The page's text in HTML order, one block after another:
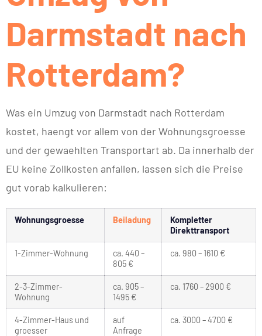
Darmstadt nach
Rotterdam?
Was ein Umzug von Darmstadt nach Rotterdam
kostet, haengt vor allem von der Wohnungsgroesse
und der gewaehlten Transportart ab. Da innerhalb der
EU keine Zollkosten anfallen, lassen sich die Preise
gut vorab kalkulieren:
Wohnungsgroesse Beiladung
Kompletter
Direkttransport
1-Zimmer-Wohnung
ca. 440 –
805 €
ca. 980 – 1610 €
2-3-Zimmer-
Wohnung
ca. 905 –
1495 €
ca. 1760 – 2900 €
4-Zimmer-Haus und
groesser
auf
Anfrage
ca. 3000 – 4700 €